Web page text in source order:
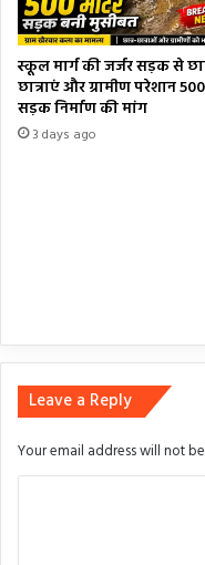
स्कूल मार्ग की जर्जर सड़क से
छात्राएं और ग्रामीण परेशान
सड़क निर्माण की मांग
3 days ago
Leave a Reply
Your email address will not